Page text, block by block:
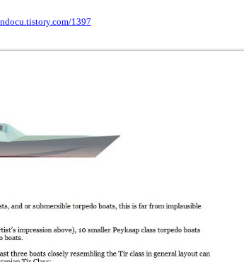
1397